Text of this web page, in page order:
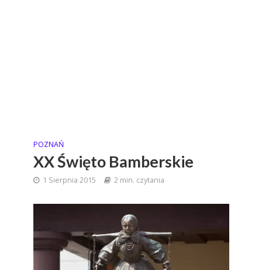
POZNAŃ
XX Święto Bamberskie
1 Sierpnia 2015 2 min. czytania